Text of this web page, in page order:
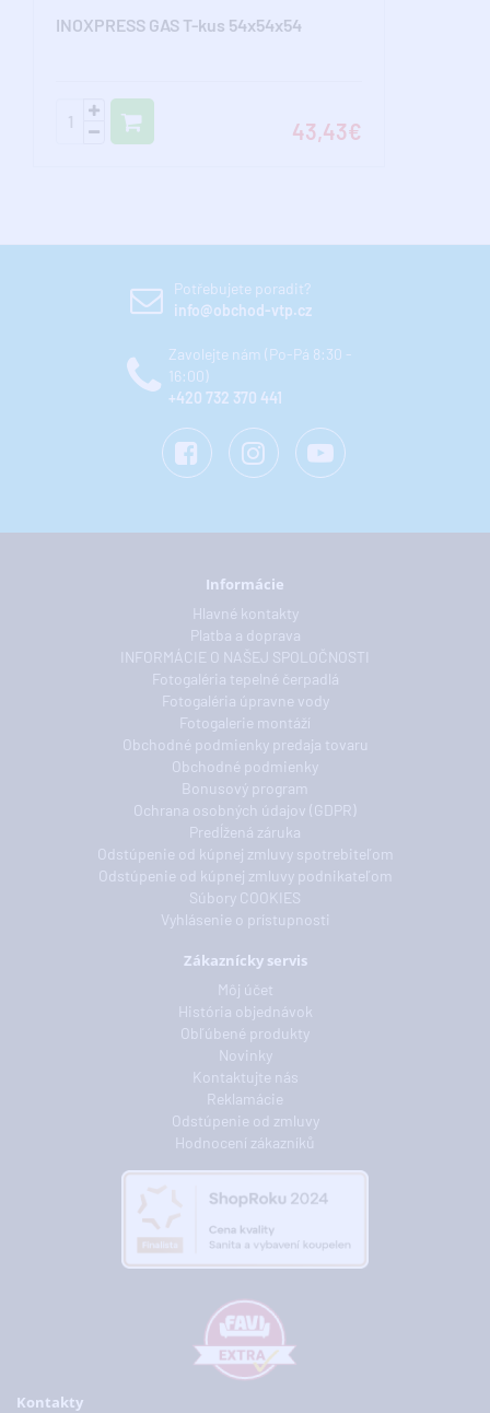
INOXPRESS GAS T-kus 54x54x54
43,43€
Potřebujete poradit?
info@obchod-vtp.cz
Zavolejte nám (Po-Pá 8:30 -
16:00)
+420 732 370 441
Informácie
Hlavné kontakty
Platba a doprava
INFORMÁCIE O NAŠEJ SPOLOČNOSTI
Fotogaléria tepelné čerpadlá
Fotogaléria úpravne vody
Fotogalerie montáží
Obchodné podmienky predaja tovaru
Obchodné podmienky
Bonusový program
Ochrana osobných údajov (GDPR)
Predĺžená záruka
Odstúpenie od kúpnej zmluvy spotrebiteľom
Odstúpenie od kúpnej zmluvy podnikateľom
Súbory COOKIES
Vyhlásenie o prístupnosti
Zákaznícky servis
Môj účet
História objednávok
Obľúbené produkty
Novinky
Kontaktujte nás
Reklamácie
Odstúpenie od zmluvy
Hodnocení zákazníků
Kontakty